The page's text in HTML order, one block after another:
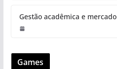
Gestão acadêmica e
Games